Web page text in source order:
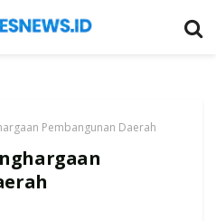
Pembangunan Daerah